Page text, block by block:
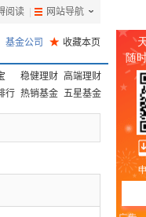
阅读 网站导航
基金公司 ★ 收藏本页
稳健理财 高端理财
行 热销基金 五星基金